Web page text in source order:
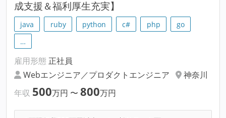
成支援＆福利厚生充実】
java ruby python c# php
go
…
雇用形態 正社員
Webエンジニア／プロダクトエンジニア
神奈川
年収 500万円 〜 800万円